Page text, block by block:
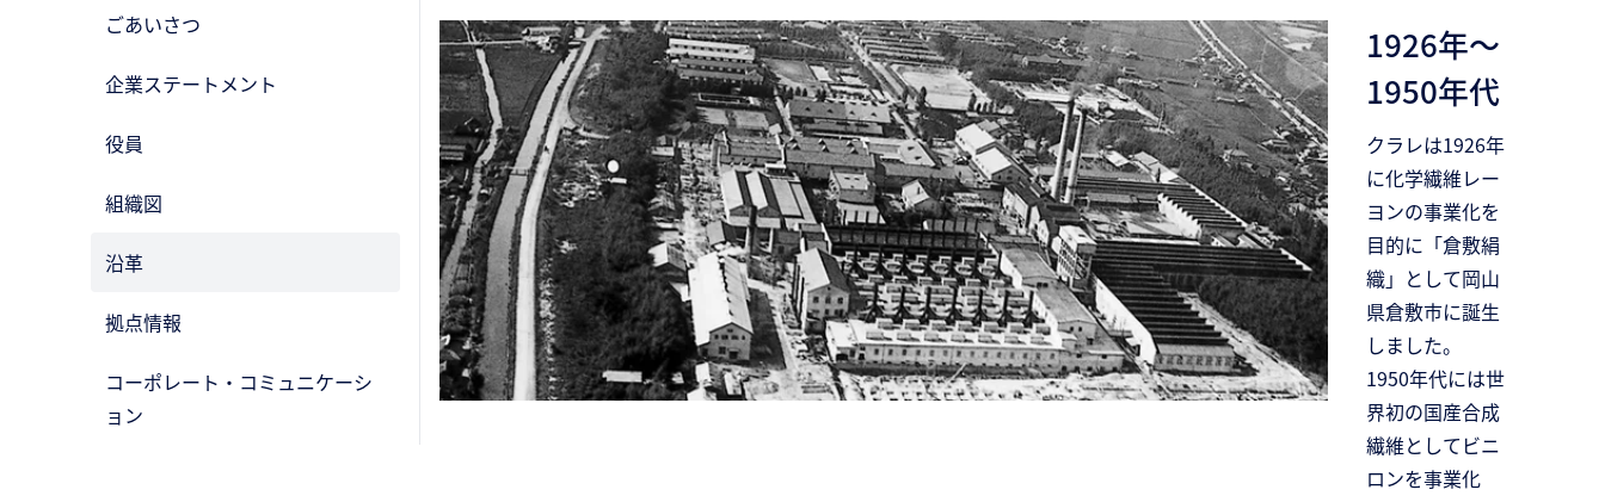
ごあいさつ
企業ステートメント
役員
組織図
沿革
拠点情報
コーポレート・コミュニケーシ
ョン
1926年～
1950年代
クラレは1926年
に化学繊維レー
ヨンの事業化を
目的に「倉敷絹
織」として岡山
県倉敷市に誕生
しました。
1950年代には世
界初の国産合成
繊維としてビニ
ロンを事業化